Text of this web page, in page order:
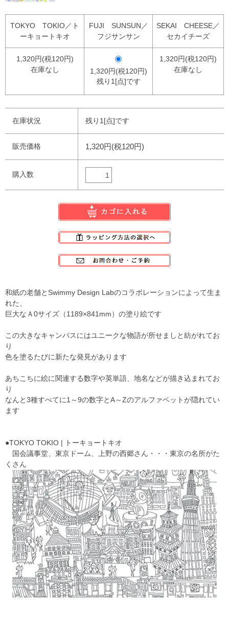
TOKYO TOKIO／ト
ーキョートキオ
FUJI SUNSUN／
フジサンサン
SEKAI CHEESE／
セカイチーズ
1,320円(税120円)
在庫なし
1,320円(税120円)
残り1[点]です
1,320円(税120円)
在庫なし
在庫状況 残り1[点]です
販売価格 1,320円(税120円)
購入数
和紙の老舗とSwimmy Design Labのコラボレーションによって生ま
れた、
巨大なＡ0サイズ（1189×841mm）の塗り絵です
この大きなキャンバスにはユニークな物語が所せましと紡がれてお
り
色を塗るたびに新たな発見があります
あちこちに絵に関連する数字や英単語、地名などが描き込まれてお
り
なんと3種すべてに1～9の数字とA～Zのアルファベットが隠れてい
ます
●TOKYO TOKIO | トーキョートキオ
国会議事堂、東京ドーム、上野の西郷さん・・・東京の名所がた
くさん